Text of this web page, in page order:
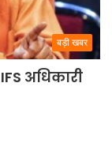
बड़ी खबर
अधिकारी